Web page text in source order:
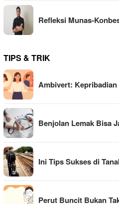
Refleksi Munas-
TIPS & TRIK
Ambivert:
Benjolan Lemak Bisa
Ini Tips Sukses di
Perut Buncit Bukan